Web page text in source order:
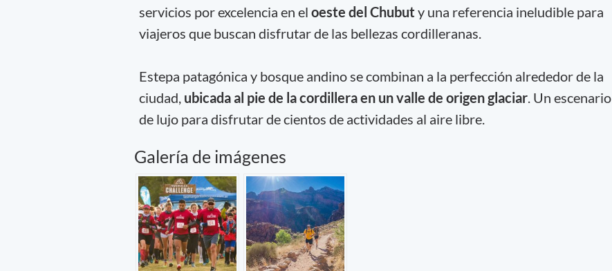
servicios por excelencia en el oeste del Chubut y una referencia ineludible para
viajeros que buscan disfrutar de las bellezas cordilleranas.
Estepa patagónica y bosque andino se combinan a la perfección alrededor de la
ciudad, ubicada al pie de la cordillera en un valle de origen glaciar. Un escenario
de lujo para disfrutar de cientos de actividades al aire libre.
Galería de imágenes